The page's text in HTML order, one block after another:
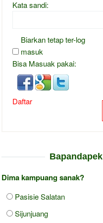
Kata sandi:
Biarkan tetap ter-log
masuk
Bisa Masuak pakai:
Daftar
Bapandapek
Dima kampuang sanak?
Pasisie Salatan
Sijunjuang